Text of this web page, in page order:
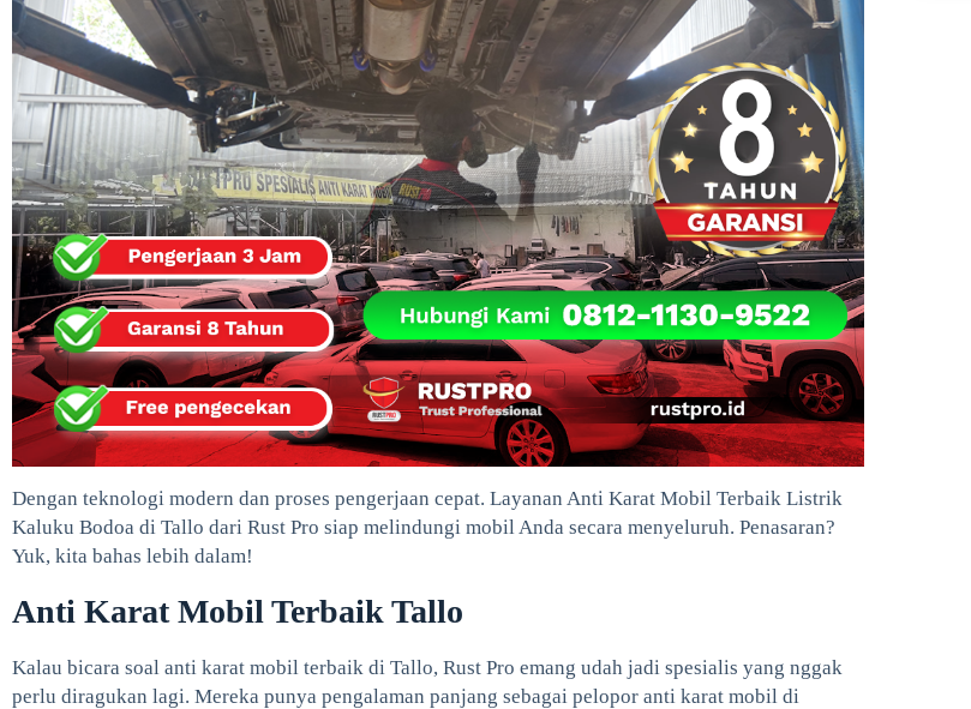
Dengan teknologi modern dan proses pengerjaan cepat. Layanan Anti Karat Mobil Terbaik Listrik
Kaluku Bodoa di Tallo dari Rust Pro siap melindungi mobil Anda secara menyeluruh. Penasaran?
Yuk, kita bahas lebih dalam!
Anti Karat Mobil Terbaik Tallo
Kalau bicara soal anti karat mobil terbaik di Tallo, Rust Pro emang udah jadi spesialis yang nggak
perlu diragukan lagi. Mereka punya pengalaman panjang sebagai pelopor anti karat mobil di